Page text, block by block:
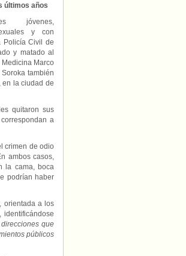
últimos años
jóvenes,
y con
Policía Civil de
y matado al
Marco
también
en la ciudad de
quitaron sus
a
crimen de odio
ambos casos,
la cama, boca
podrían haber
orientada a los
identificándose
que
públicos